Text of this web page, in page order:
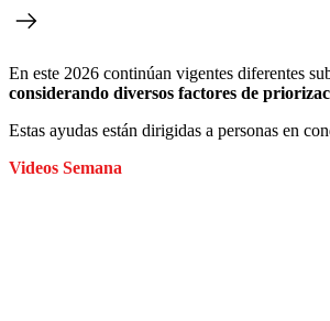
En este 2026 continúan vigentes diferentes
considerando diversos factores de
Estas ayudas están dirigidas a personas en
Videos Semana